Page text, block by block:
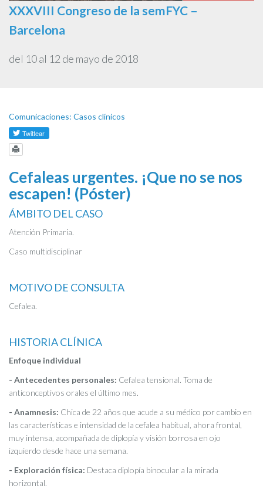
XXXVIII Congreso de la semFYC –
Barcelona
del 10 al 12 de mayo de 2018
Comunicaciones: Casos clínicos
Cefaleas urgentes. ¡Que no se nos
escapen! (Póster)
ÁMBITO DEL CASO
Atención Primaria.
Caso multidisciplinar
MOTIVO DE CONSULTA
Cefalea.
HISTORIA CLÍNICA
Enfoque individual
- Antecedentes personales: Cefalea tensional. Toma de
anticonceptivos orales el último mes.
- Anamnesis: Chica de 22 años que acude a su médico por cambio en
las características e intensidad de la cefalea habitual, ahora frontal,
muy intensa, acompañada de diplopía y visión borrosa en ojo
izquierdo desde hace una semana.
- Exploración física: Destaca diplopía binocular a la mirada
horizontal.